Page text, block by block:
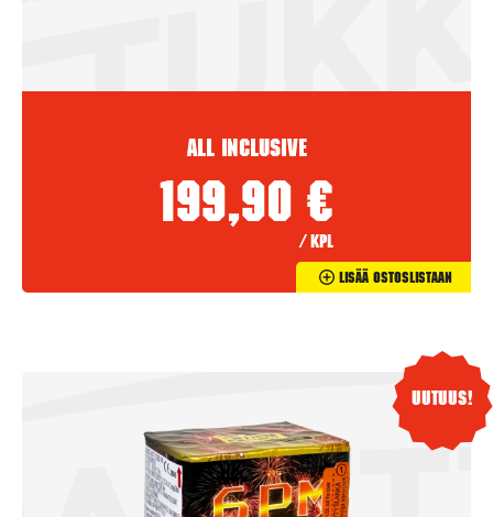
All Inclusive
199,90 €
/ kpl
Lisää Ostoslistaan
Uutuus!